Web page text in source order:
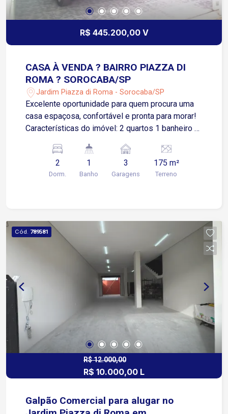
R$ 445.200,00 V
CASA À VENDA ? BAIRRO PIAZZA DI
ROMA ? SOROCABA/SP
Jardim Piazza di Roma - Sorocaba/SP
Excelente oportunidade para quem procura uma
casa espaçosa, confortável e pronta para morar!
Características do imóvel: 2 quartos 1 banheiro +
Terreno de 175 m² 160 m² de área construída
Localizada no bairro Piazza di Roma, em
Sorocaba, uma região tranquila e com fácil
2
Dorm.
1
Banho
3
Garagens
175 m²
Terreno
Cód. 789581
R$ 12.000,00
R$ 10.000,00 L
Galpão Comercial para alugar no